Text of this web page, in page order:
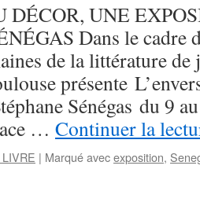
DÉCOR, UNE
Dans le cadre
de la littérature de
présente
Sénégas du 9
… Continuer la
| Marqué avecexposition,